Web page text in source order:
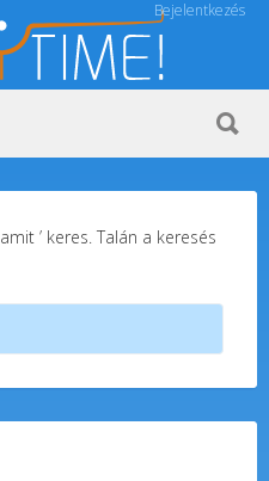
Bejelentkezés
’ keres. Talán a keresés